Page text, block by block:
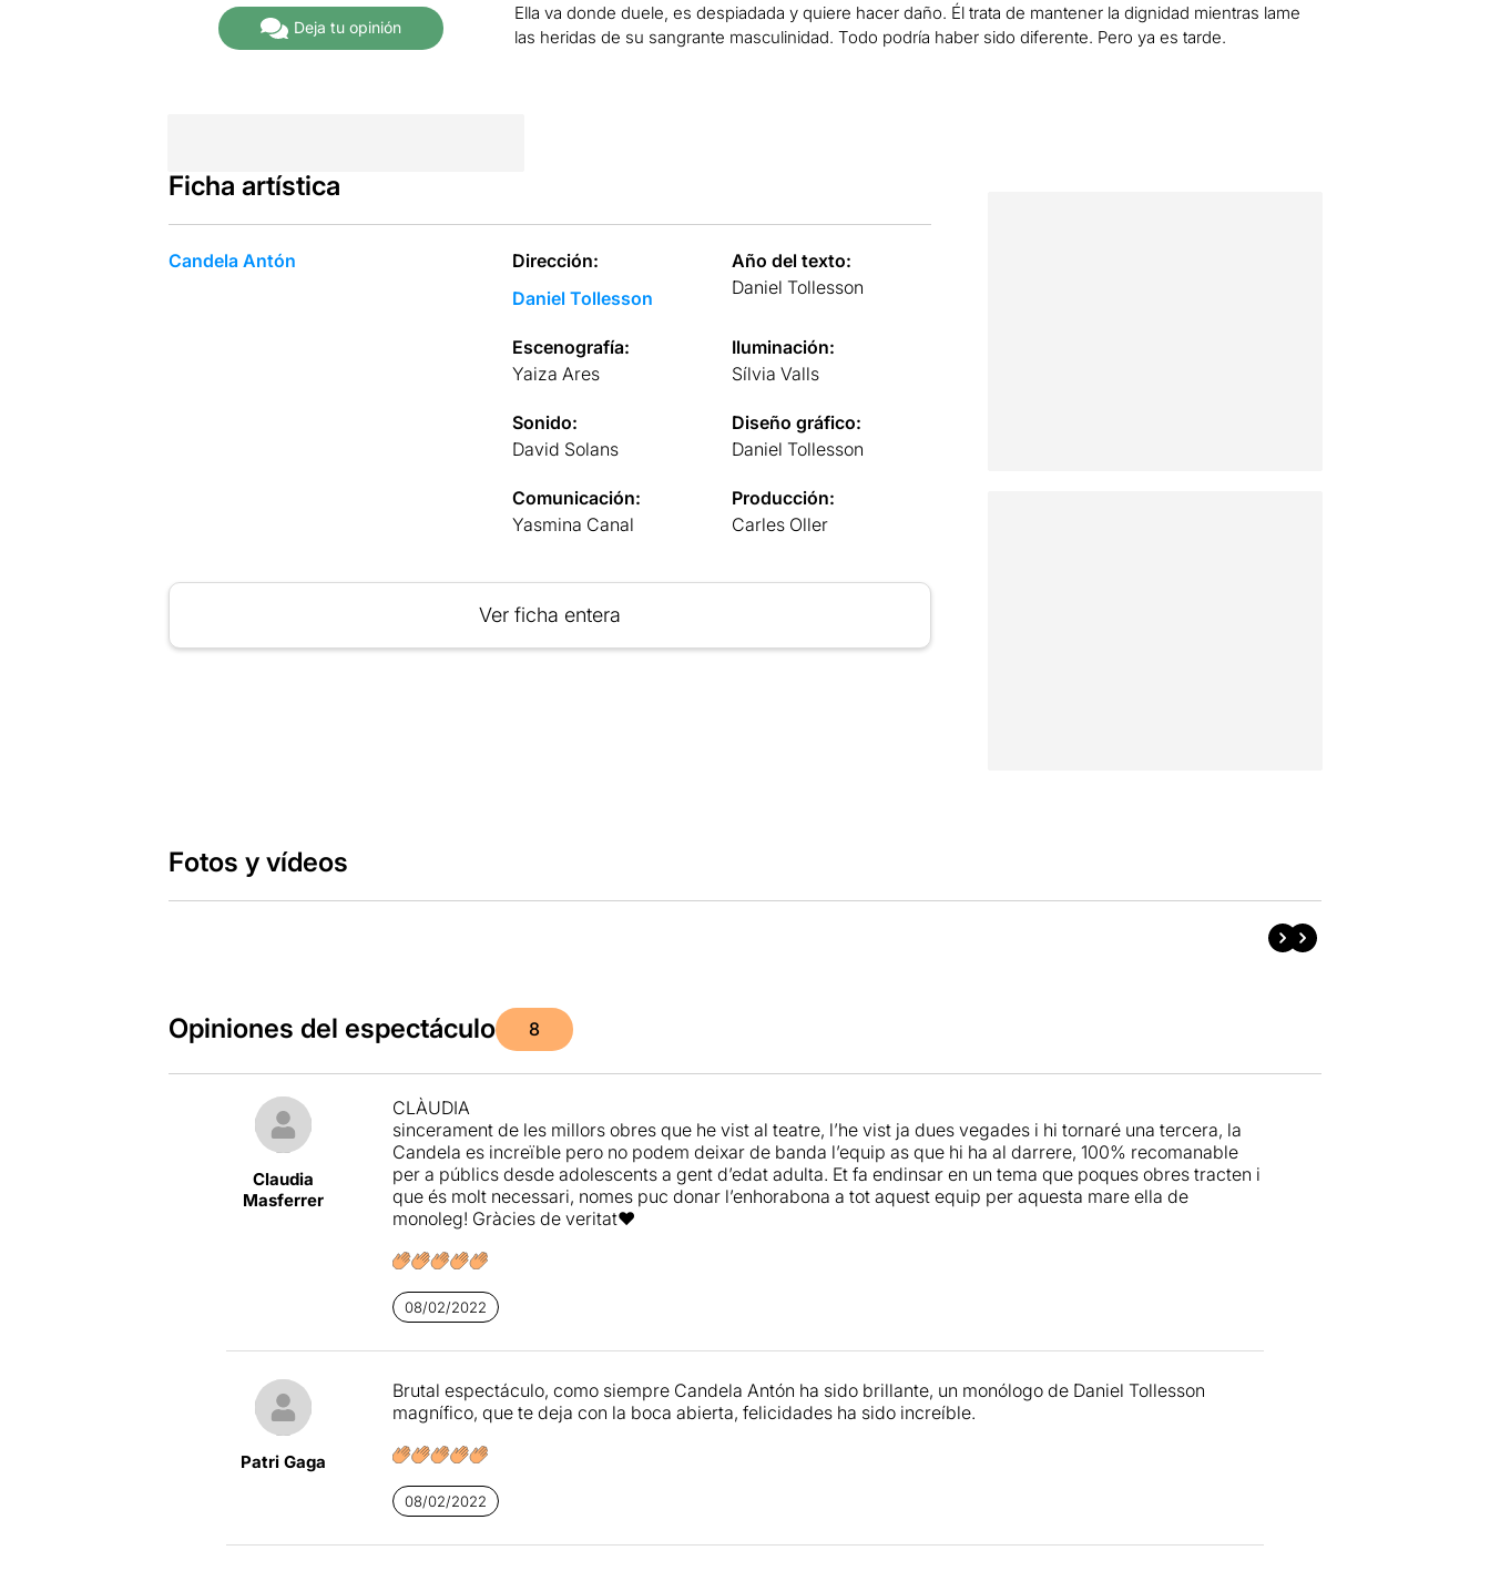
Deja tu opinión
Ella va donde duele, es despiadada y quiere hacer daño. Él trata de mantener la dignidad mientras lame
las heridas de su sangrante masculinidad. Todo podría haber sido diferente. Pero ya es tarde.
Ficha artística
Candela Antón
Dirección:
Daniel Tollesson
Año del texto:
Daniel Tollesson
Escenografía:
Yaiza Ares
Iluminación:
Sílvia Valls
Sonido:
David Solans
Diseño gráfico:
Daniel Tollesson
Comunicación:
Yasmina Canal
Producción:
Carles Oller
Ver ficha entera
Fotos y vídeos
Opiniones del espectáculo 8
Claudia
Masferrer
CLÀUDIA
sincerament de les millors obres que he vist al teatre, l’he vist ja dues vegades i hi tornaré una tercera, la
Candela es increïble pero no podem deixar de banda l’equip as que hi ha al darrere, 100% recomanable
per a públics desde adolescents a gent d’edat adulta. Et fa endinsar en un tema que poques obres tracten i
que és molt necessari, nomes puc donar l’enhorabona a tot aquest equip per aquesta mare ella de
monoleg! Gràcies de veritat❤️
08/02/2022
Patri Gaga
Brutal espectáculo, como siempre Candela Antón ha sido brillante, un monólogo de Daniel Tollesson
magnífico, que te deja con la boca abierta, felicidades ha sido increíble.
08/02/2022